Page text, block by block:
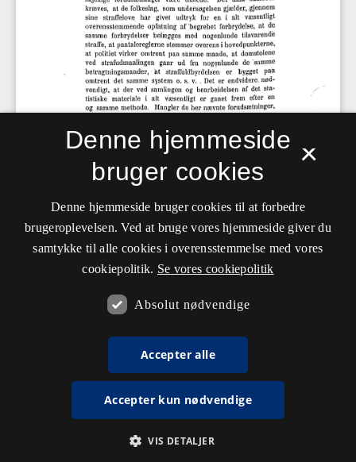
×
Denne hjemmeside
bruger cookies
Denne hjemmeside bruger cookies til at forbedre
brugeroplevelsen. Ved at bruge vores hjemmeside giver du
samtykke til alle cookies i overensstemmelse med vores
cookiepolitik. Se vores cookiepolitik
Absolut nødvendige
Accepter alle
Accepter kun nødvendige
VIS DETALJER